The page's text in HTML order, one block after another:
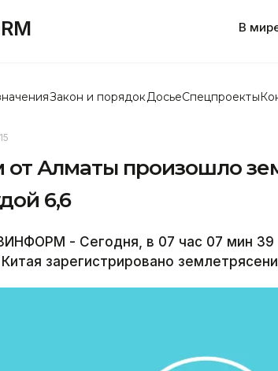
В
Закон и порядок ДосьеСпецпроекты
от Алматы произошло
6,6
- Сегодня, в 07 час 07 мин 39
зарегистрировано